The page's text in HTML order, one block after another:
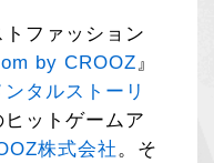
ファッション
by CROOZ』
ンタルストーリ
ットゲームア
株式会社。そ